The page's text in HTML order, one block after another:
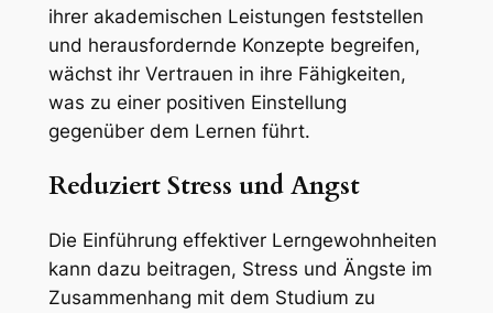
ihrer akademischen Leistungen feststellen
und herausfordernde Konzepte begreifen,
wächst ihr Vertrauen in ihre Fähigkeiten,
was zu einer positiven Einstellung
gegenüber dem Lernen führt.
Reduziert Stress und Angst
Die Einführung effektiver Lerngewohnheiten
kann dazu beitragen, Stress und Ängste im
Zusammenhang mit dem Studium zu